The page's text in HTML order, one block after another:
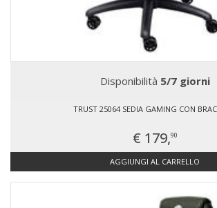
Disponibilità 5/7 giorni
TRUST 25064 SEDIA GAMING CON
€ 179,90
AGGIUNGI AL CARRELLO